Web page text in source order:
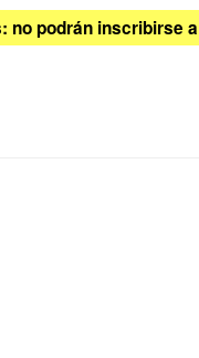
podrán inscribirse